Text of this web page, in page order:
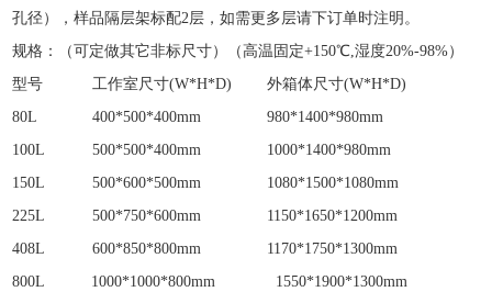
孔径），样品隔层架标配2层，如需更多层请下订单时注明。
规格：（可定做其它非标尺寸）（高温固定+150℃,湿度20%-98%）
型号
工作室尺寸(W*H*D) 外箱体尺寸(W*H*D)
80L
400*500*400mm
980*1400*980mm
100L
500*500*400mm
1000*1400*980mm
150L
500*600*500mm
1080*1500*1080mm
225L
500*750*600mm
1150*1650*1200mm
408L
600*850*800mm
1170*1750*1300mm
800L
1000*1000*800mm
1550*1900*1300mm